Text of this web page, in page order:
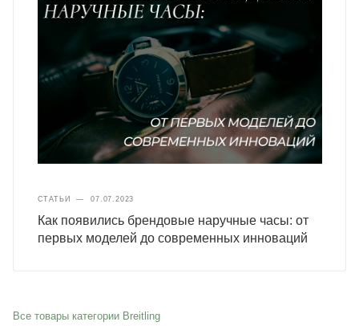
СТАТЬИ — 07.07.2023
Как появились брендовые наручные часы: от
первых моделей до современных инноваций
Все товары категории Breitling